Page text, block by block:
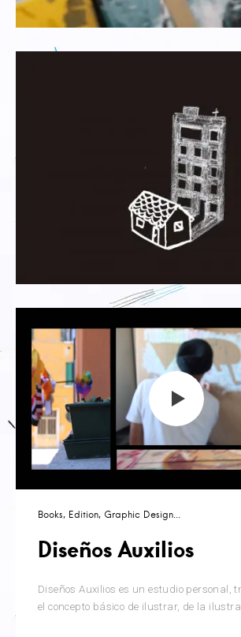
Books Edition Graphic Design
Diseños Auxilios
Diseños Auxilios es un estudio personal,
el concepto básico de ilustrar, de la